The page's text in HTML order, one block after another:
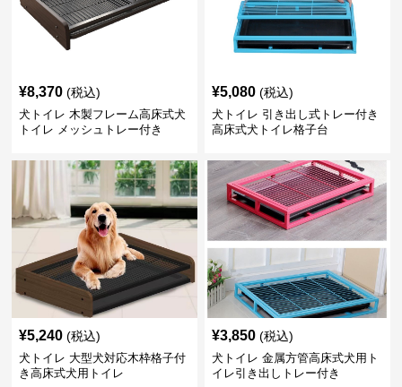
¥8,370 (税込)
犬トイレ 木製フレーム高床式犬
トイレ メッシュトレー付き
¥5,080 (税込)
犬トイレ 引き出し式トレー付き
高床式犬トイレ格子台
¥5,240 (税込)
犬トイレ 大型犬対応木枠格子付
き高床式犬用トイレ
¥3,850 (税込)
犬トイレ 金属方管高床式犬用ト
イレ引き出しトレー付き